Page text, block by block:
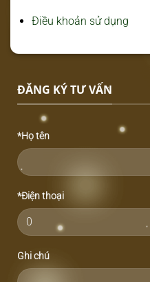
Điều khoản sử dụng
ĐĂNG KÝ TƯ VẤN
*Họ tên
*Điện thoại
Ghi chú